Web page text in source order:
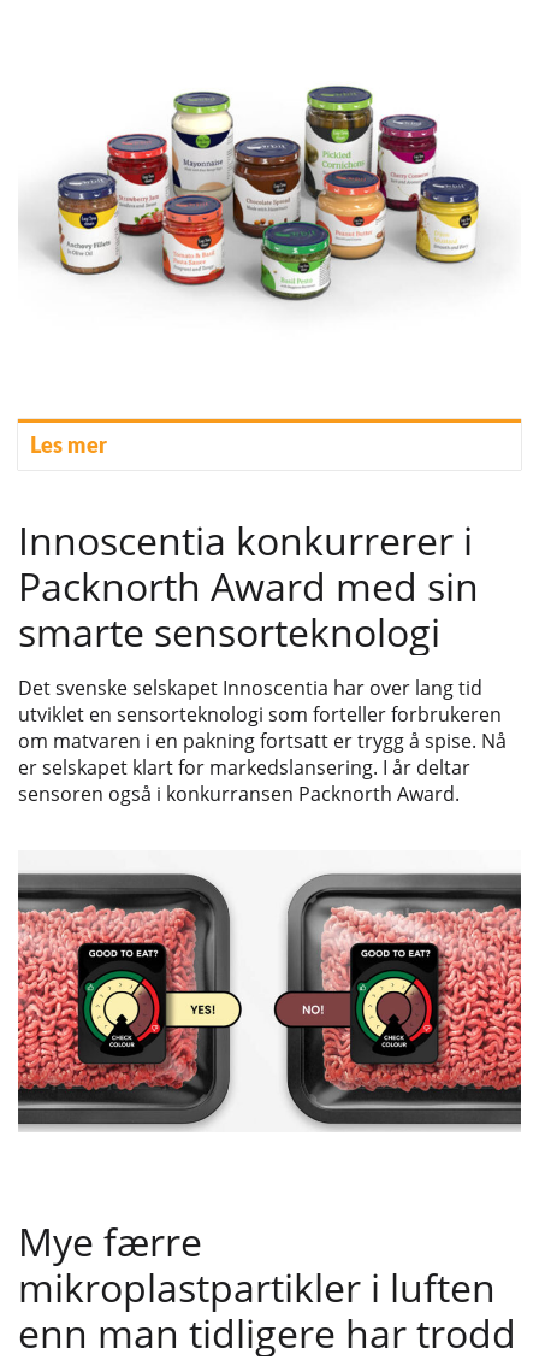
Les mer
Innoscentia konkurrerer i
Packnorth Award med sin
smarte sensorteknologi
Det svenske selskapet Innoscentia har over lang tid
utviklet en sensorteknologi som forteller forbrukeren
om matvaren i en pakning fortsatt er trygg å spise. Nå
er selskapet klart for markedslansering. I år deltar
sensoren også i konkurransen Packnorth Award.
Mye færre
mikroplastpartikler i luften
enn man tidligere har trodd